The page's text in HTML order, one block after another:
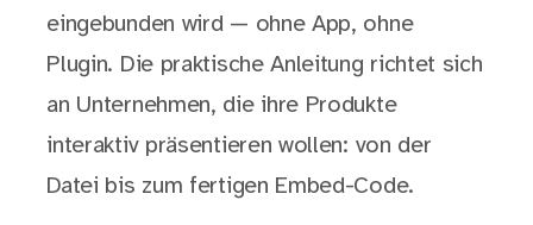
eingebunden wird — ohne App, ohne
Plugin. Die praktische Anleitung richtet sich
an Unternehmen, die ihre Produkte
interaktiv präsentieren wollen: von der
Datei bis zum fertigen Embed-Code.